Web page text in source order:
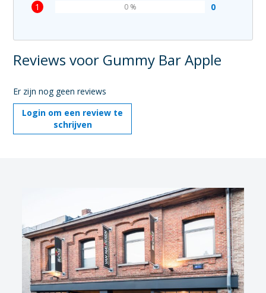
1 0
0 %
Reviews voor Gummy Bar Apple
Er zijn nog geen reviews
Login om een review te
schrijven